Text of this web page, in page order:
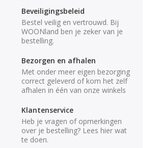
Beveiligingsbeleid
Bestel veilig en vertrouwd. Bij
WOONland ben je zeker van je
bestelling.
Bezorgen en afhalen
Met onder meer eigen bezorging
correct geleverd of kom het zelf
afhalen in één van onze winkels
Klantenservice
Heb je vragen of opmerkingen
over je bestelling? Lees hier wat
te doen.